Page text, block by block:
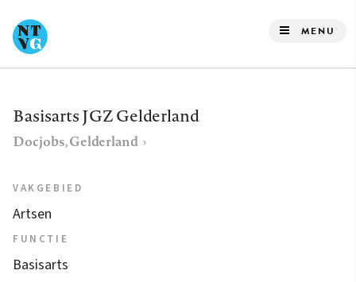
naar
de
gaan
MENU
Basisarts JGZ Gelderland
Docjobs, Gelderland
VAKGEBIED
Artsen
FUNCTIE
Basisarts